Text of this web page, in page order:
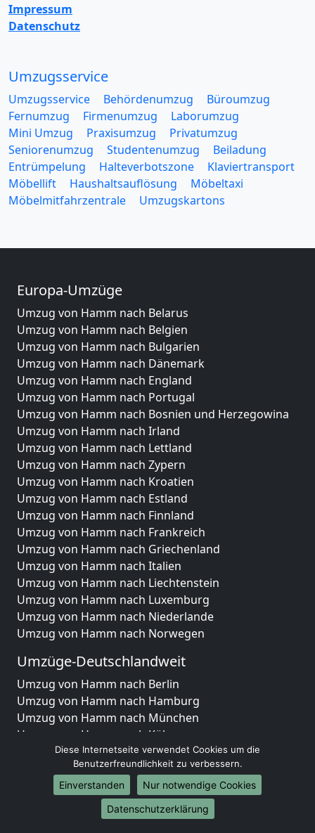
Impressum
Datenschutz
Umzugsservice
Umzugsservice Behördenumzug
Büroumzug
Fernumzug
Firmenumzug
Laborumzug
Mini Umzug
Praxisumzug
Privatumzug
Seniorenumzug
Studentenumzug
Beiladung
Entrümpelung
Halteverbotszone
Klaviertransport
Möbellift
Haushaltsauflösung
Möbeltaxi
Möbelmitfahrzentrale
Umzugskartons
Europa-Umzüge
Umzug von Hamm nach Belarus
Umzug von Hamm nach Belgien
Umzug von Hamm nach Bulgarien
Umzug von Hamm nach Dänemark
Umzug von Hamm nach England
Umzug von Hamm nach Portugal
Umzug von Hamm nach Bosnien und Herzegowina
Umzug von Hamm nach Irland
Umzug von Hamm nach Lettland
Umzug von Hamm nach Zypern
Umzug von Hamm nach Kroatien
Umzug von Hamm nach Estland
Umzug von Hamm nach Finnland
Umzug von Hamm nach Frankreich
Umzug von Hamm nach Griechenland
Umzug von Hamm nach Italien
Umzug von Hamm nach Liechtenstein
Umzug von Hamm nach Luxemburg
Umzug von Hamm nach Niederlande
Umzug von Hamm nach Norwegen
Umzüge-Deutschlandweit
Umzug von Hamm nach Berlin
Umzug von Hamm nach Hamburg
Umzug von Hamm nach München
Umzug von Hamm nach Köln
Umzug von Hamm nach Frankfurt am Main
Umzug von Hamm nach Stuttgart
Umzug von Hamm nach Düsseldorf
Umzug von Hamm nach Leipzig
Umzug von Hamm nach Dortmund
Diese Internetseite verwendet Cookies um die
Benutzerfreundlichkeit zu verbessern.
Einverstanden
Nur notwendige Cookies
Datenschutzerklärung